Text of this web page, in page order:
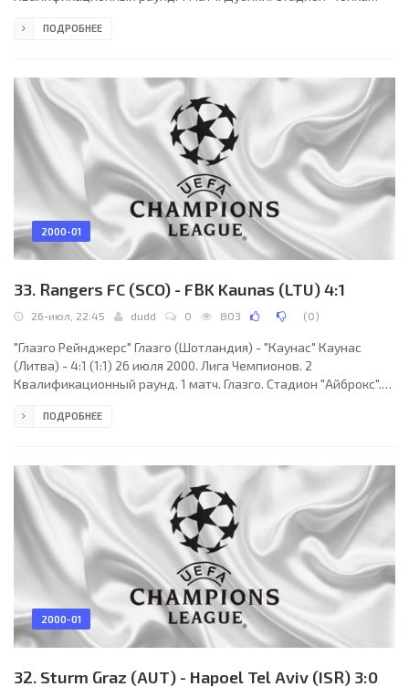
Лозев (все - Болгария). "Шелбёрн": С.Уильямс, Хири,
46). "Русенборг": Арасон, Хофтюн, Басма, Стенсос, Странд
(Хернес, 80), О.Берг, Скаммельсруд, Винснес,
ПОДРОБНЕЕ
2000-01
33. Rangers FC (SCO) - FBK Kaunas (LTU) 4:1
26-июл, 22:45 dudd 0 803 (0)
"Глазго Рейнджерс" Глазго (Шотландия) - "Каунас" Каунас
(Литва) - 4:1 (1:1) 26 июля 2000. Лига Чемпионов. 2
Квалификационный раунд. 1 матч. Глазго. Стадион "Айброкс".
Габриэле, Марко Борг (все - Мальта). "Глазго Рейнджерс": Клос,
46). "Каунас": М.Пошкус, Бараса, Дедура, Жемликас,
Т.Канчельскис, Юодейкис, Регельскис (Мика,
ПОДРОБНЕЕ
2000-01
32. Sturm Graz (AUT) - Hapoel Tel Aviv (ISR) 3:0